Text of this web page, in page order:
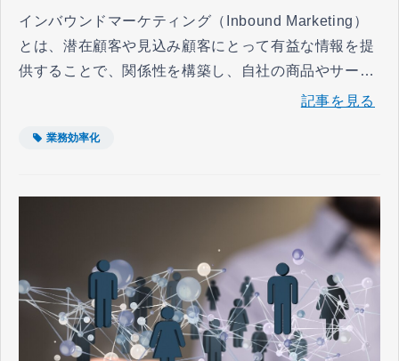
インバウンドマーケティング（Inbound Marketing）
とは、潜在顧客や見込み顧客にとって有益な情報を提
供することで、関係性を構築し、自社の商品やサービ
スの顧客まで育成していくマーケティングの概念で
ナウイルスの感染拡大の影響により、顧客の消費行動
った現在において、消費行動を把握してマーケティン
グ施策を行う必要があります。これまではテレビCM
などマスメディアを活用したアウトバウンドマーケテ
ィングが有効とされていましたが、消費行動や購買プ
ロセスの変化に伴い、インバウンドマーケティングを
導入する企業が増えています。 現在では、インバウン
ドマーケティングとアウトバウンドマーケティングを
記事を見る
業務効率化